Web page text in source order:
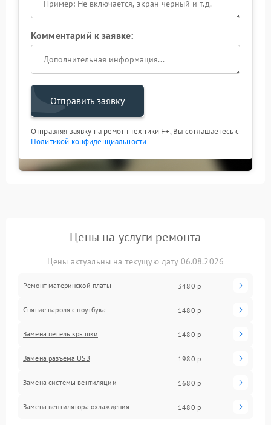
Комментарий к заявке:
Отправить заявку
Отправляя заявку на ремонт техники F+, Вы соглашаетесь с
Политикой конфиденциальности
Цены на услуги ремонта
Цены актуальны на текущую дату 06.08.2026
Ремонт материнской платы 3480 р
Снятие пароля с ноутбука 1480 р
Замена петель крышки 1480 р
Замена разъема USB 1980 р
Замена системы вентиляции 1680 р
Замена вентилятора охлаждения 1480 р